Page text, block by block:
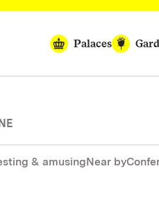
Palaces
& amusingNear by